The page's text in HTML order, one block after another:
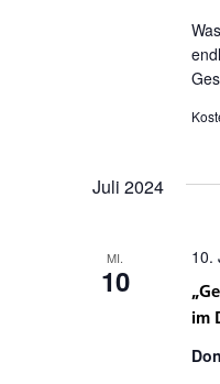
Juli 2024
MI.
10
im
10.